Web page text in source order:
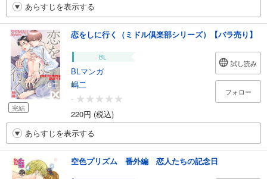
あらすじを表示する
完結
恋をしに行く（ミドル倶楽部シリーズ）【バラ売り】
BL
BLマンガ
嶋二
-
220円 (税込)
試し読み
フォロー
あらすじを表示する
空色プリズム 番外編 恋人たちの記念日